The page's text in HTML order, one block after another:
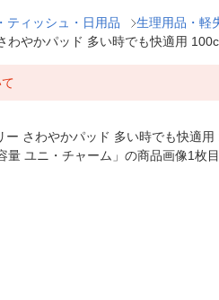
ティッシュ・日用品 生理用品・軽
わやかパッド 多い時でも快適用